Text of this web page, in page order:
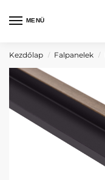
MENÜ
Kezdőlap / Falpanelek /